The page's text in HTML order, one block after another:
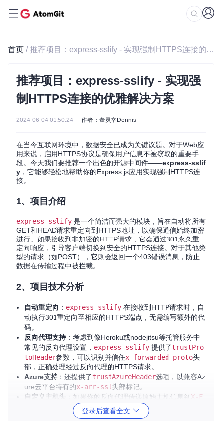
首页 / 推荐项目：express-sslify - 实现强制HTTPS连接的优雅解决方案
推荐项目：express-sslify - 实现强
制HTTPS连接的优雅解决方案
2024-06-04 01:50:24 作者：董灵辛Dennis
在当今互联网环境中，数据安全已成为关键议题。对于Web应
用来说，启用HTTPS协议是确保用户信息不被窃取的重要手
段。今天我们要推荐一个出色的开源中间件——express-sslif
y ，它能够轻松地帮助你的Express.js应用实现强制HTTPS连
接。
1、项目介绍
express-sslify 是一个简洁而强大的模块，旨在自动将所有
GET和HEAD请求重定向到HTTPS地址，以确保通信始终加密
进行。如果接收到非加密的HTTP请求，它会通过301永久重
定向响应，引导客户端切换到安全的HTTPS连接。对于其他类
型的请求（如POST），它则会返回一个403错误消息，防止
数据在传输过程中被拦截。
2、项目技术分析
自动重定向 ： express-sslify 在接收到HTTP请求时，自
动执行301重定向至相应的HTTPS端点，无需编写额外的代
码。
反向代理支持 ：考虑到像Heroku或nodejitsu等托管服务中
常见的反向代理设置， express-sslify 提供了trustPro
toHeader参数，可以识别并信任x-forwarded-proto头
部，正确处理经过反向代理的HTTPS请求。
Azure支持 ：还提供了trustAzureHeader选项，以兼容Az
ure云平台特有的x-arr-ssl 头部标记。
自定义主机头
：如果你的反向代理传递原始主机信息到X-F
orwarded-Host头部，你可以通过
trustXForwardedHos
来进行适配。
登录后查看全文